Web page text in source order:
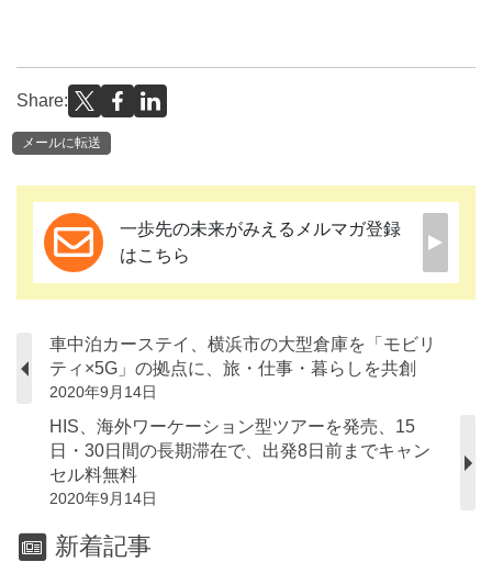
Share:
メールに転送
一歩先の未来がみえるメルマガ登録
はこちら
車中泊カーステイ、横浜市の大型倉庫を「モビリ
ティ×5G」の拠点に、旅・仕事・暮らしを共創
2020年9月14日
HIS、海外ワーケーション型ツアーを発売、15
日・30日間の長期滞在で、出発8日前までキャン
セル料無料
2020年9月14日
新着記事